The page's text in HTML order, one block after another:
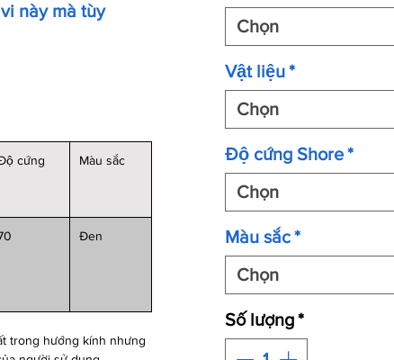
này mà tùy
cứng Màu sắc
Đen
trong hướng kính nhưng
Chọn
Vật liệu*
Chọn
Độ cứng Shore*
Chọn
Màu sắc*
Chọn
Số lượng*